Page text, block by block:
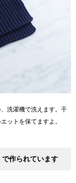
洗濯機で洗えます。干
ットを保てますよ。
作られています